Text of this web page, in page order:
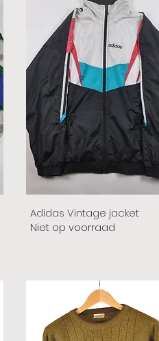
Adidas Vintage jacket
Niet op voorraad